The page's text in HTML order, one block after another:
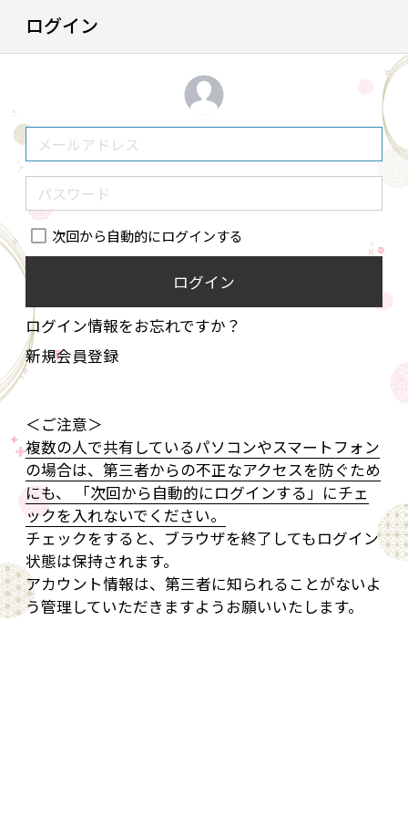
ログイン
次回から自動的にログインする
ログイン
ログイン情報をお忘れですか？
新規会員登録
＜ご注意＞
複数の人で共有しているパソコンやスマートフォン
の場合は、第三者からの不正なアクセスを防ぐため
にも、 「次回から自動的にログインする」にチェ
ックを入れないでください。
チェックをすると、ブラウザを終了してもログイン
状態は保持されます。
アカウント情報は、第三者に知られることがないよ
う管理していただきますようお願いいたします。